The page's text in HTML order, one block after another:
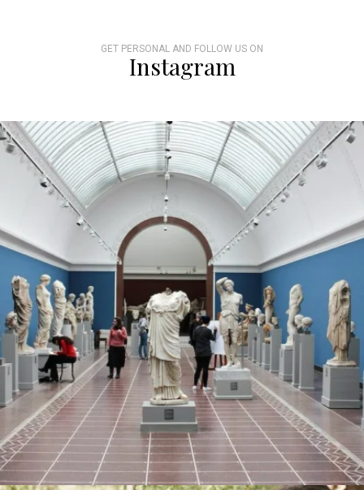
GET PERSONAL AND FOLLOW US ON
Instagram